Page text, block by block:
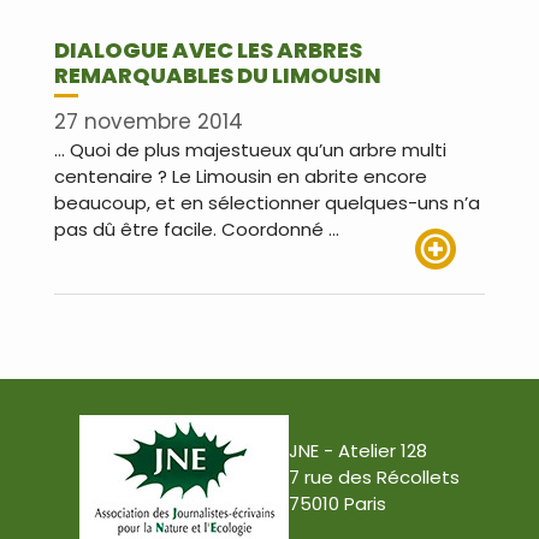
DIALOGUE AVEC LES ARBRES
REMARQUABLES DU LIMOUSIN
27 novembre 2014
… Quoi de plus majestueux qu’un arbre multi
centenaire ? Le Limousin en abrite encore
beaucoup, et en sélectionner quelques-uns n’a
pas dû être facile. Coordonné …
JNE - Atelier 128
7 rue des Récollets
75010 Paris